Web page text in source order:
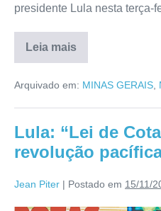
presidente Lula nesta terça-
Leia mais
Arquivado em: MINAS GERAIS
Lula: “Lei de
revolução
Jean Piter | Postado em 15/11/